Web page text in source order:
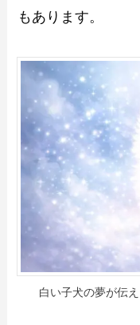
もあります。
白い子犬の夢が伝